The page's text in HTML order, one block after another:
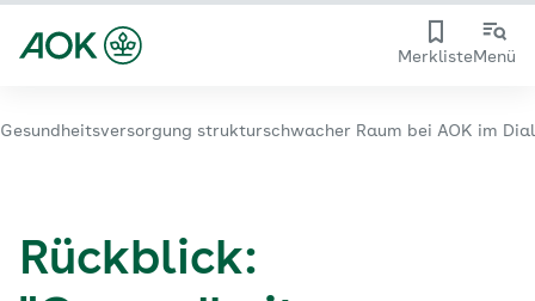
MerklisteMenü
Gesundheitsversorgung strukturschwacher Raum bei AOK im
Rückblick: